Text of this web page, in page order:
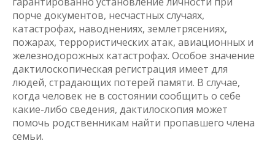
порче документов, несчастных случаях,
катастрофах, наводнениях, землетрясениях,
пожарах, террористических атак, авиационных и
железнодорожных катастрофах. Особое значение
дактилоскопическая регистрация имеет для
людей, страдающих потерей памяти. В случае,
когда человек не в состоянии сообщить о себе
какие-либо сведения, дактилоскопия может
помочь родственникам найти пропавшего члена
семьи.